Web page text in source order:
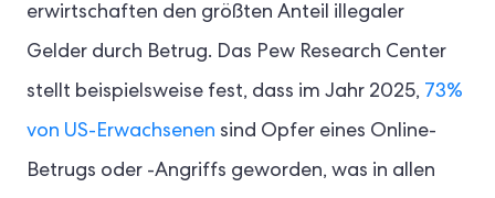
erwirtschaften den größten Anteil illegaler
Gelder durch Betrug. Das Pew Research Center
stellt beispielsweise fest, dass im Jahr 2025, 73%
von US-Erwachsenen sind Opfer eines Online-
Betrugs oder -Angriffs geworden, was in allen